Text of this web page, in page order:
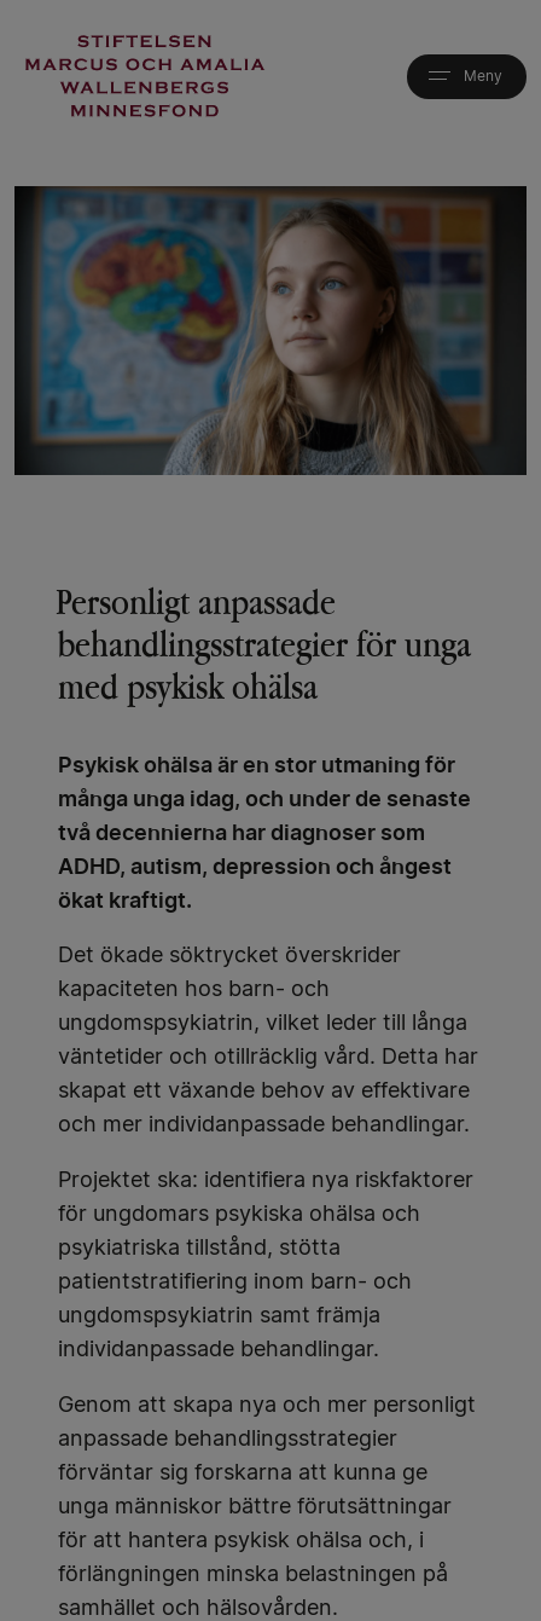
huvudinnehåll
Personligt anpassade
behandlingsstrategier för unga
med psykisk ohälsa
Psykisk ohälsa är en stor utmaning för
många unga idag, och under de senaste
två decennierna har diagnoser som
ADHD, autism, depression och ångest
ökat kraftigt.
Det ökade söktrycket överskrider
kapaciteten hos barn- och
ungdomspsykiatrin, vilket leder till långa
väntetider och otillräcklig vård. Detta har
skapat ett växande behov av effektivare
och mer individanpassade behandlingar.
Projektet ska: identifiera nya riskfaktorer
för ungdomars psykiska ohälsa och
psykiatriska tillstånd, stötta
patientstratifiering inom barn- och
ungdomspsykiatrin samt främja
individanpassade behandlingar.
Genom att skapa nya och mer personligt
anpassade behandlingsstrategier
förväntar sig forskarna att kunna ge
unga människor bättre förutsättningar
för att hantera psykisk ohälsa och, i
förlängningen minska belastningen på
samhället och hälsovården.